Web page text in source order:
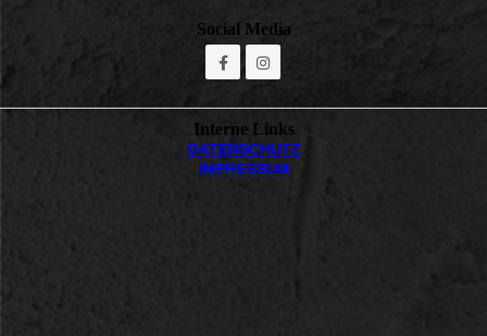
Social Media
Interne Links
DATEN­SCHUTZ
IMPRESSUM